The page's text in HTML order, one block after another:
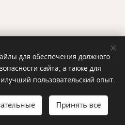
práva vyhrazena 2023
файлы
Русский
для обеспечения должного
сайта, а также для
пользовательский опыт.
Принять все